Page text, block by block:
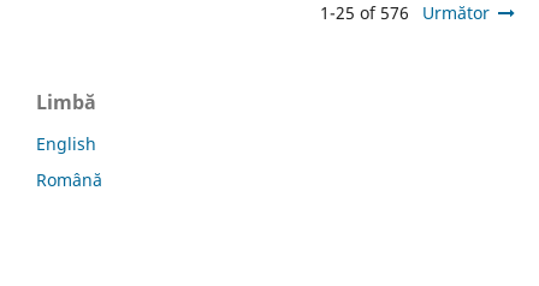
1-25 of 576 Următor
Limbă
English
Română